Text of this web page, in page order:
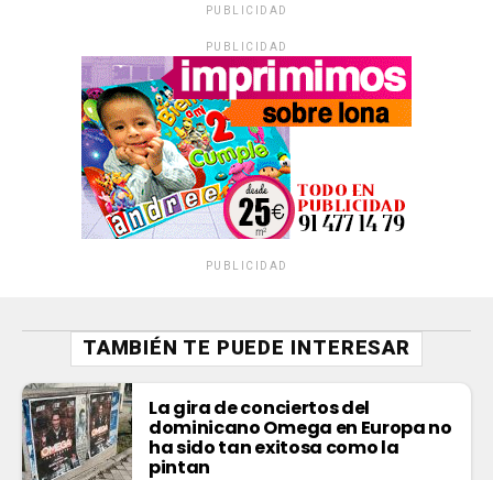
PUBLICIDAD
PUBLICIDAD
PUBLICIDAD
TAMBIÉN TE PUEDE INTERESAR
La gira de conciertos del
dominicano Omega en Europa no
ha sido tan exitosa como la
pintan